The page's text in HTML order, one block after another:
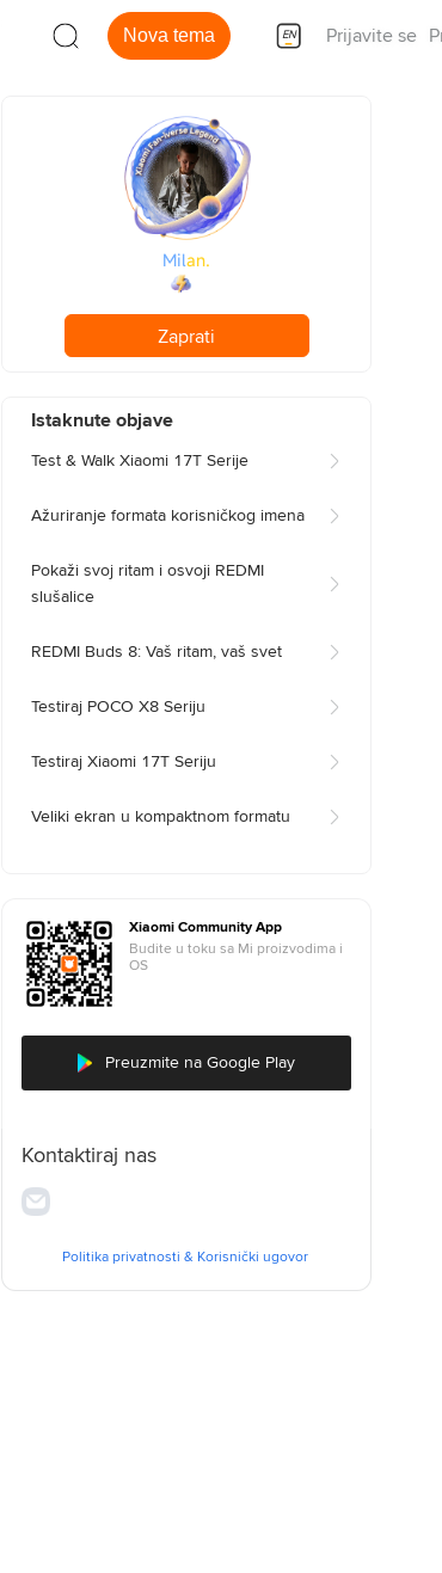
Nova tema EN Prijavite se
Milan.
Zaprati
Istaknute objave
Test & Walk Xiaomi 17T Serije
Ažuriranje formata korisničkog imena
Pokaži svoj ritam i osvoji REDMI
slušalice
REDMI Buds 8: Vaš ritam, vaš svet
Testiraj POCO X8 Seriju
Testiraj Xiaomi 17T Seriju
Veliki ekran u kompaktnom formatu
Xiaomi Community App
Budite u toku sa Mi proizvodima i
OS
Preuzmite na Google Play
Kontaktiraj nas
Politika privatnosti & Korisnički ugovor